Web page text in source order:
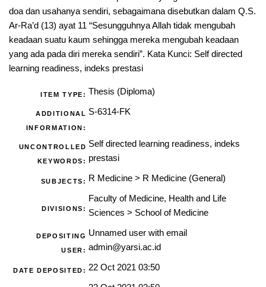
doa dan usahanya sendiri, sebagaimana disebutkan dalam Q.S.
Ar-Ra’d (13) ayat 11 “Sesungguhnya Allah tidak mengubah
keadaan suatu kaum sehingga mereka mengubah keadaan
yang ada pada diri mereka sendiri”. Kata Kunci: Self directed
learning readiness, indeks prestasi
ITEM TYPE: Thesis (Diploma)
ADDITIONAL
INFORMATION:
S-6314-FK
UNCONTROLLED
KEYWORDS:
Self directed learning readiness, indeks
prestasi
SUBJECTS: R Medicine> R Medicine (General)
DIVISIONS:
Faculty of Medicine, Health and Life
Sciences > School of Medicine
DEPOSITING
USER:
Unnamed user with email
admin@yarsi.ac.id
DATE DEPOSITED: 22 Oct 2021 03:50